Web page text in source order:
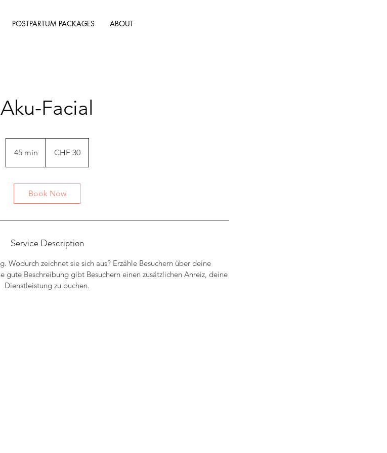
POSTPARTUM PACKAGES ABOUT
Aku-Facial
45 min
5
n
francsCHF 30
Book Now
Service Description
Wodurch zeichnet sie sich aus? Erzähle Besuchern über deine
gute Beschreibung gibt Besuchern einen zusätzlichen Anreiz, deine
Dienstleistung zu buchen.